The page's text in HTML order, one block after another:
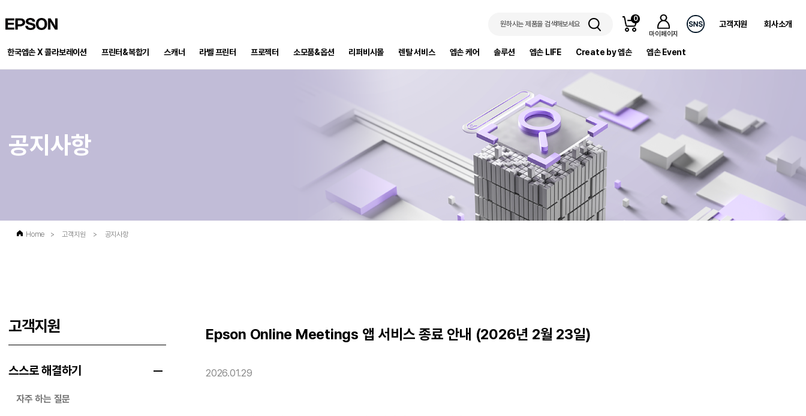
원하시는 제품을 검색해보세요
0
마이페이지
고객지원 회사소개
한국엡손 X 콜라보레이션 프린터&복합기 스캐너 라벨 프린터 프로젝터 소모품&옵션 리퍼비시몰 렌탈 서비스 엡손 케어 솔루션 엡손 LIFE Create by 엡손 엡손 Event
공지사항
Home > 고객지원 > 공지사항
고객지원
스스로 해결하기
자주 하는 질문
Epson Online Meetings 앱 서비스 종료 안내 (2026년 2월 23일)
2026.01.29